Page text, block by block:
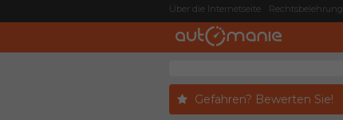
Über die Internetseite Rechtsbelehrung
Gefahren? Bewerten Sie!